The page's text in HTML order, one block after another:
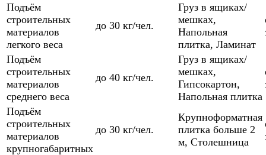
Подъём
строительных
материалов
легкого веса
до 30 кг/чел.
Груз в ящиках/
мешках,
Напольная
плитка, Ламинат
Подъём
строительных
материалов
среднего веса
до 40 кг/чел.
Груз в ящиках/
мешках,
Гипсокартон,
Напольная плитка
Подъём
строительных
материалов
крупногабаритных
до 30 кг/чел.
Крупноформатная
плитка больше 2
м, Столешница